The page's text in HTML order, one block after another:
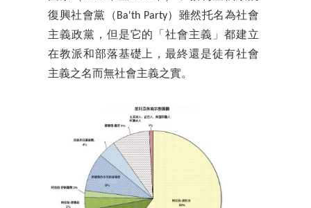
復興社會黨（Ba'th Party）雖然托名為社會
主義政黨，但是它的「社會主義」都建立
在教派和部落基礎上，最終還是徒有社會
主義之名而無社會主義之實。